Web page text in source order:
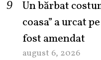
Un bărbat
coasa” a urcat
fost amendat
august 6, 2026